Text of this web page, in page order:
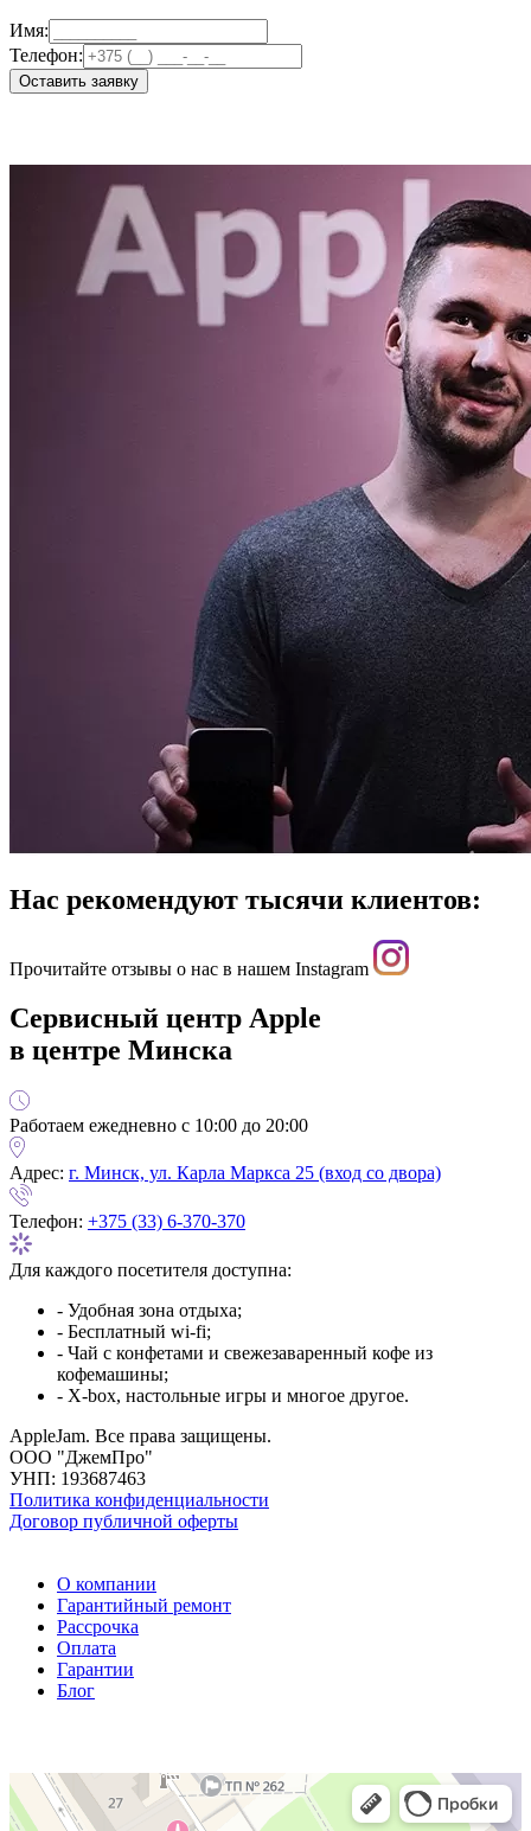
Имя:
Телефон:
Оставить заявку
Нас рекомендуют тысячи клиентов:
Прочитайте отзывы о нас в нашем Instagram
Сервисный центр Apple
в центре Минска
Работаем ежедневно с 10:00 до 20:00
Адрес: г. Минск, ул. Карла Маркса 25 (вход со двора)
Телефон: +375 (33) 6-370-370
Для каждого посетителя доступна:
- Удобная зона отдыха;
- Бесплатный wi-fi;
- Чай с конфетами и свежезаваренный кофе из
кофемашины;
- X-box, настольные игры и многое другое.
AppleJam. Все права защищены.
ООО "ДжемПро"
УНП: 193687463
Политика конфиденциальности
Договор публичной оферты
О компании
Гарантийный ремонт
Рассрочка
Оплата
Гарантии
Блог